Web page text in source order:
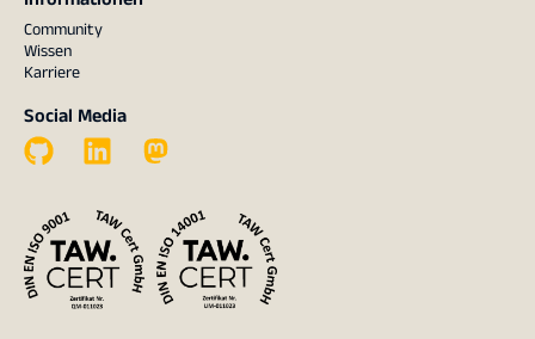
Community
Wissen
Karriere
Social Media